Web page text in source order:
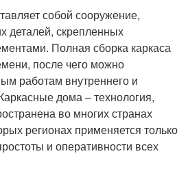
собой сооружение,
деталей, скрепленных
Полная сборка каркаса
после чего можно
работам внутреннего и
дома – технология,
во многих странах
регионах применяется только
и оперативности всех